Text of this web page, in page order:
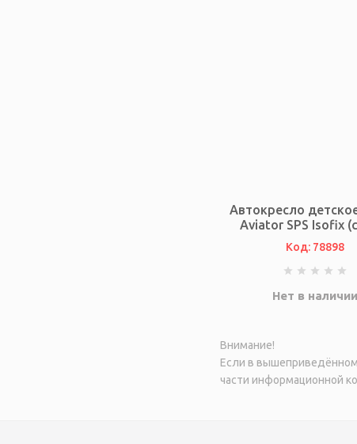
Автокресло
Aviator SPS Isofix
Код: 78898
Нет в наличии
Внимание!
Если в вышеприведённом
части информационной